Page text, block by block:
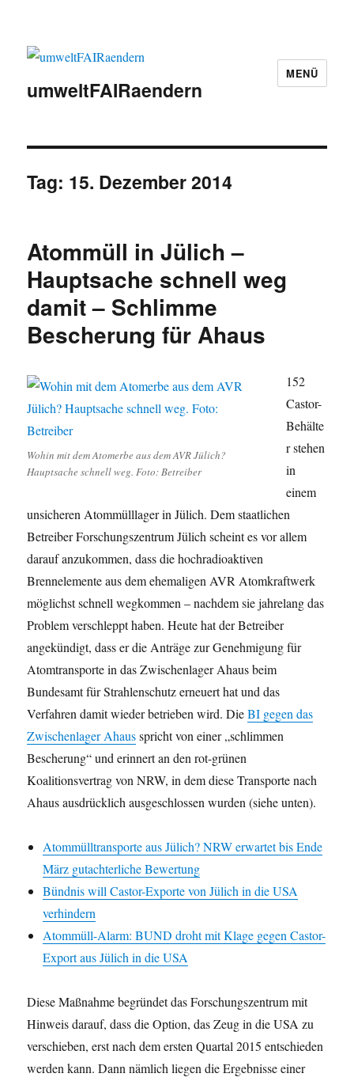
umweltFAIRaendern
MENÜ
Tag: 15. Dezember 2014
Atommüll in Jülich –
Hauptsache schnell weg
damit – Schlimme
Bescherung für Ahaus
Wohin mit dem Atomerbe aus dem AVR Jülich?
Hauptsache schnell weg. Foto: Betreiber
152
Castor-
Behälte
r stehen
in
einem
unsicheren Atommülllager in Jülich. Dem staatlichen
Betreiber Forschungszentrum Jülich scheint es vor allem
darauf anzukommen, dass die hochradioaktiven
Brennelemente aus dem ehemaligen AVR Atomkraftwerk
möglichst schnell wegkommen – nachdem sie jahrelang das
Problem verschleppt haben. Heute hat der Betreiber
angekündigt, dass er die Anträge zur Genehmigung für
Atomtransporte in das Zwischenlager Ahaus beim
Bundesamt für Strahlenschutz erneuert hat und das
Verfahren damit wieder betrieben wird. DieBI gegen das
Zwischenlager Ahausspricht von einer „schlimmen
Bescherung“ und erinnert an den rot-grünen
Koalitionsvertrag von NRW, in dem diese Transporte nach
Ahaus ausdrücklich ausgeschlossen wurden (siehe unten).
Atommülltransporte aus Jülich? NRW erwartet bis Ende
März gutachterliche Bewertung
Bündnis will Castor-Exporte von Jülich in die USA
verhindern
Atommüll-Alarm: BUND droht mit Klage gegen Castor-
Export aus Jülich in die USA
Diese Maßnahme begründet das Forschungszentrum mit
Hinweis darauf, dass die Option, das Zeug in die USA zu
verschieben, erst nach dem ersten Quartal 2015 entschieden
werden kann. Dann nämlich liegen die Ergebnisse einer